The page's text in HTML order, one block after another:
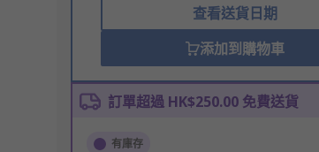
查看送貨日期
添加到購物車
訂單超過 HK$250.00 免費送貨
有庫存